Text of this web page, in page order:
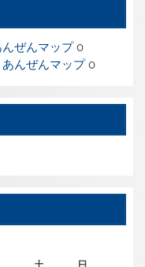
ぜんマップ0
んぜんマップ0